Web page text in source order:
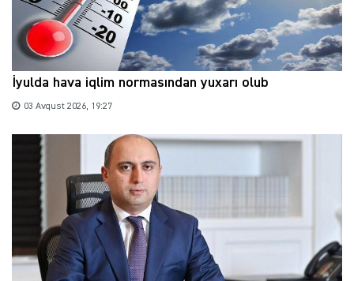
İyulda hava iqlim normasından yuxarı olub
03 Avqust 2026, 19:27